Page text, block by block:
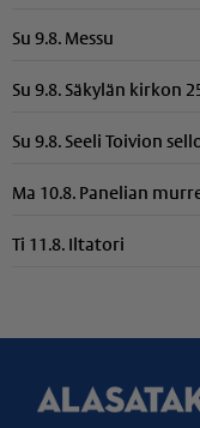
Su 9.8. Messu
Su 9.8. Säkylän kirkon
Su 9.8. Seeli Toivion
Ma 10.8. Panelian
Ti 11.8. Iltatori